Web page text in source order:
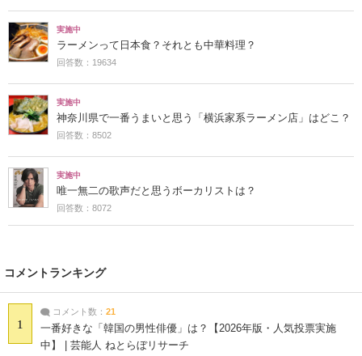
実施中
ラーメンって日本食？それとも中華料理？
回答数：19634
実施中
神奈川県で一番うまいと思う「横浜家系ラーメン店」はどこ？
回答数：8502
実施中
唯一無二の歌声だと思うボーカリストは？
回答数：8072
コメントランキング
1
コメント数： 21
一番好きな「韓国の男性俳優」は？【2026年版・人気投票実施
中】 | 芸能人 ねとらぼリサーチ